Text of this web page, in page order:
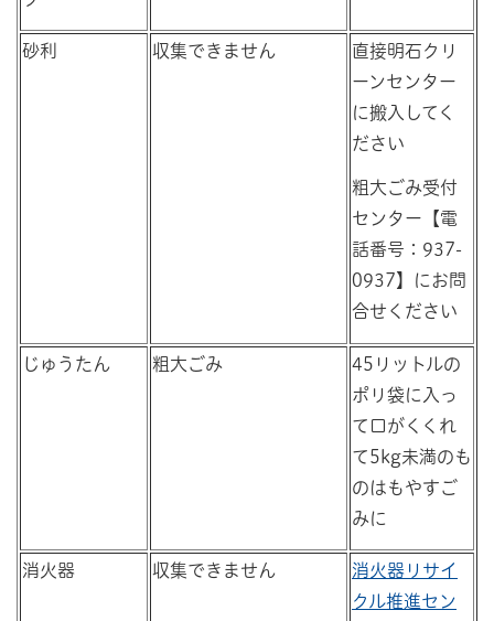
砂利 収集できません
直接明石クリ
ーンセンター
に搬入してく
ださい
粗大ごみ受付
センター【電
話番号：937-
0937】にお問
合せください
じゅうたん 粗大ごみ
45リットルの
ポリ袋に入っ
て口がくくれ
て5kg未満のも
のはもやすご
みに
消火器 収集できません
消火器リサイ
クル推進セン